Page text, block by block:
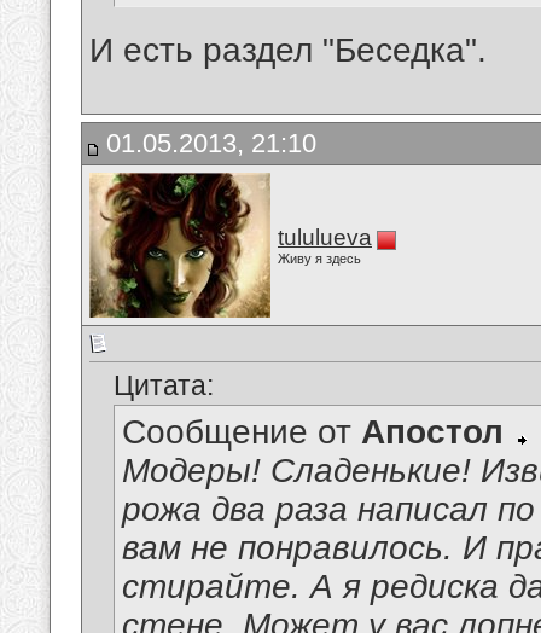
И есть раздел "Беседка".
01.05.2013, 21:10
tululueva
Живу я здесь
Цитата:
Сообщение от Апостол
Модеры! Сладенькие!
рожа два раза написал
вам не понравилось. И
стирайте. А я редиска